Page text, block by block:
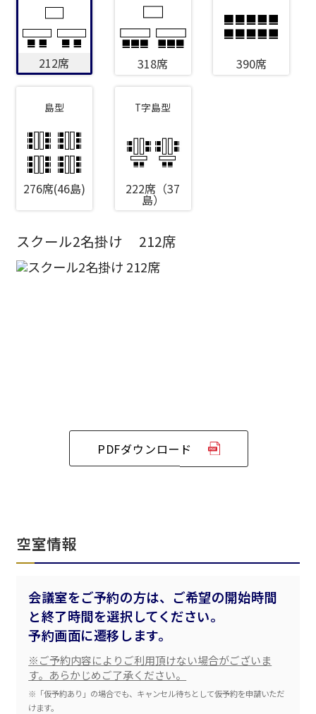
212席 318席 390席
島型
276席(46島)
T字島型
222席（37
島）
スクール2名掛け 212席
PDFダウンロード
空室情報
会議室をご予約の方は、ご希望の開始時間
と終了時間を選択してください。
予約画面に遷移します。
※ご予約内容によりご利用頂けない場合がございま
す。あらかじめご了承ください。
※「仮予約あり」の場合でも、キャンセル待ちとして仮予約を申請いただ
けます。
エリア／施設※複数選択可能
ベルサール飯田橋ファースト
ベルサール神保町アネックス
ベルサール神保町
ベルサール渋谷ファースト
ベルサール渋谷ガーデン
六本木・虎ノ門エリア
ベルサール六本木
ベルサール御成門タワー
ベルサール汐留
ベルサール三田ガーデン
有明・羽田エリア
ベルサール有明コンファレンスセンター
ベルサール羽田空港
日時
日付／開始・終了時間から選ぶ
時間単位で選ぶ